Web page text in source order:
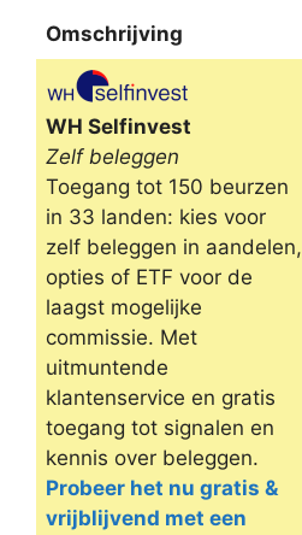
Omschrijving
Omschrijving
WH Selfinvest
Zelf beleggen
Toegang tot 150 beurzen
in 33 landen: kies voor
zelf beleggen in aandelen,
opties of ETF voor de
laagst mogelijke
commissie. Met
uitmuntende
klantenservice en gratis
toegang tot signalen en
kennis over beleggen.
Probeer het nu gratis &
vrijblijvend met een